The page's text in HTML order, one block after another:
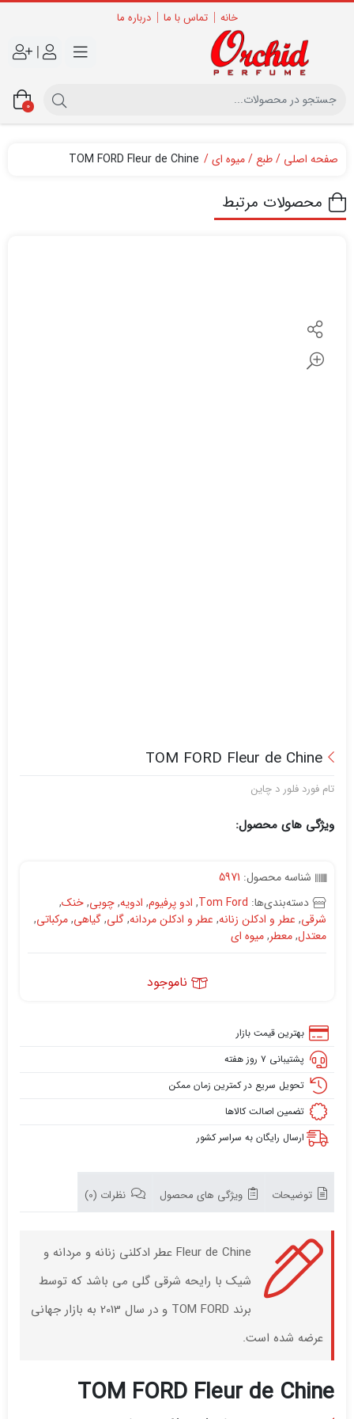
خانه تماس با ما درباره ما
|
0
صفحه اصلی طبع میوه ای TOM FORD Fleur de Chine
محصولات مرتبط
TOM FORD Fleur de Chine
تام فورد فلور د چاین
ویژگی های محصول:
شناسه محصول: 5971
دسته‌بندی‌ها: Tom Ford
, ادو پرفیوم, ادویه,چوبی,خنک,
شرقی, عطر و ادکلن زنانه, عطر و ادکلن مردانه,گلی,گیاهی,مرکباتی,
معتدل,معطر,میوه ای
ناموجود
بهترین قیمت بازار
پشتیبانی ۷ روز هفته
تحویل سریع در کمترین زمان ممکن
تضمین اصالت کالاها
ارسال رایگان به سراسر کشور
توضیحات ویژگی های محصول نظرات (0)
Fleur de Chine عطر ادکلنی زنانه و مردانه و
شیک با رایحه شرقی گلی می باشد که توسط
برند TOM FORD و در سال 2013 به بازار جهانی
عرضه شده است.
TOM FORD Fleur de Chine